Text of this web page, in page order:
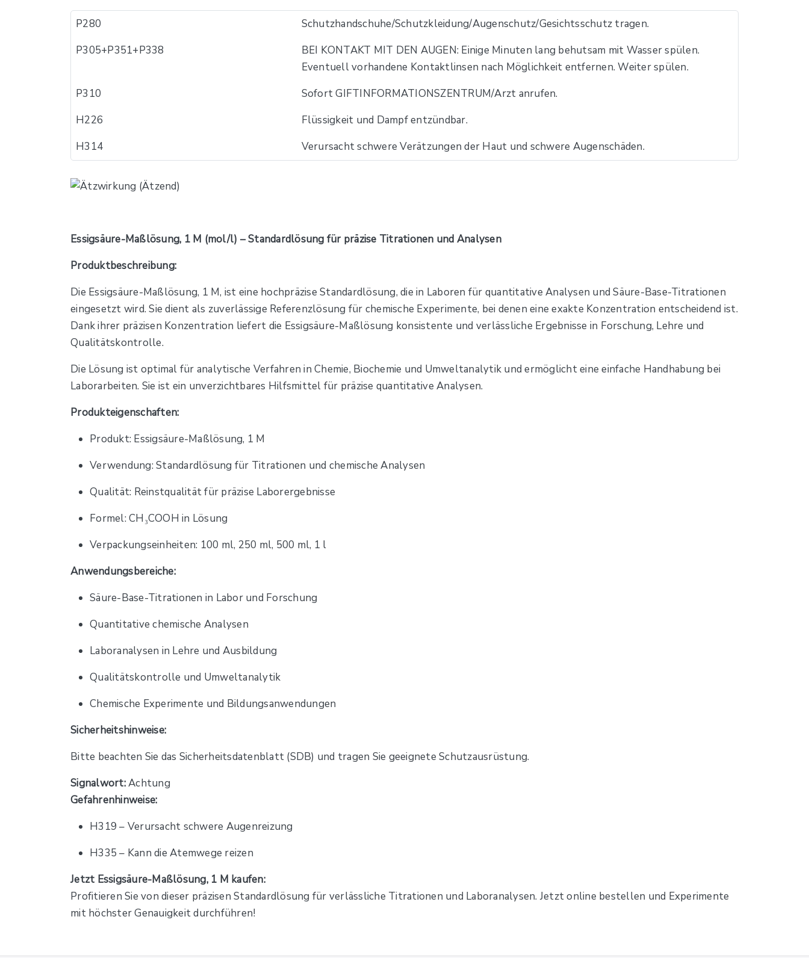
P280
Schutzhandschuhe/Schutzkleidung/Augenschutz/Gesichtsschutz tragen.
P305+P351+P338
BEI KONTAKT MIT DEN AUGEN: Einige Minuten lang behutsam mit Wasser spülen.
Eventuell vorhandene Kontaktlinsen nach Möglichkeit entfernen. Weiter spülen.
P310
Sofort GIFTINFORMATIONSZENTRUM/Arzt anrufen.
H226
Flüssigkeit und Dampf entzündbar.
H314
Verursacht schwere Verätzungen der Haut und schwere Augenschäden.
Essigsäure-Maßlösung, 1 M (mol/l) – Standardlösung für präzise Titrationen und Analysen
Produktbeschreibung:
Die Essigsäure-Maßlösung, 1 M, ist eine hochpräzise Standardlösung, die in Laboren für quantitative Analysen und Säure-Base-Titrationen
eingesetzt wird. Sie dient als zuverlässige Referenzlösung für chemische Experimente, bei denen eine exakte Konzentration entscheidend ist.
Dank ihrer präzisen Konzentration liefert die Essigsäure-Maßlösung konsistente und verlässliche Ergebnisse in Forschung, Lehre und
Qualitätskontrolle.
Die Lösung ist optimal für analytische Verfahren in Chemie, Biochemie und Umweltanalytik und ermöglicht eine einfache Handhabung bei
Laborarbeiten. Sie ist ein unverzichtbares Hilfsmittel für präzise quantitative Analysen.
Produkteigenschaften:
Produkt: Essigsäure-Maßlösung, 1 M
Verwendung: Standardlösung für Titrationen und chemische Analysen
Qualität: Reinstqualität für präzise Laborergebnisse
Formel: CH₃COOH in Lösung
Verpackungseinheiten: 100 ml, 250 ml, 500 ml, 1 l
Anwendungsbereiche:
Säure-Base-Titrationen in Labor und Forschung
Quantitative chemische Analysen
Laboranalysen in Lehre und Ausbildung
Qualitätskontrolle und Umweltanalytik
Chemische Experimente und Bildungsanwendungen
Sicherheitshinweise:
Bitte beachten Sie das Sicherheitsdatenblatt (SDB) und tragen Sie geeignete Schutzausrüstung.
Signalwort:Achtung
Gefahrenhinweise:
H319 – Verursacht schwere Augenreizung
H335 – Kann die Atemwege reizen
Jetzt Essigsäure-Maßlösung, 1 M kaufen:
Profitieren Sie von dieser präzisen Standardlösung für verlässliche Titrationen und Laboranalysen. Jetzt online bestellen und Experimente
mit höchster Genauigkeit durchführen!